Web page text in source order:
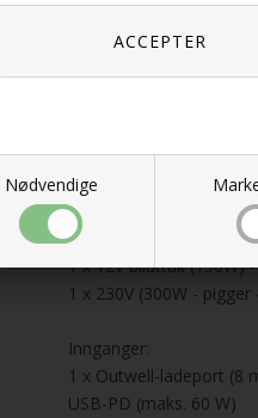
Nødvendige
230V - 300W
12V - 10A (x3) Regulert
2 x USB-A (12W)
1 x USB A QC (18W)
1 x USB-PD (60W) -
2 x 12V - 6 mm (150W) -
1 x 12V biluttak (150W)
1 x 230V (300W -
Innganger:
1 x Outwell-ladeport (8
USB-PD (maks. 60 W)